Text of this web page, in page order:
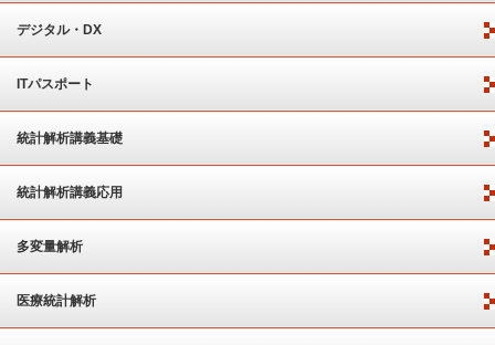
デジタル・DX
ITパスポート
統計解析講義基礎
統計解析講義応用
多変量解析
医療統計解析